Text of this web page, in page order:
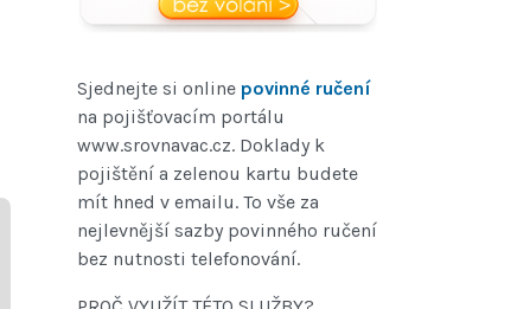
Sjednejte si online povinné ručení
na pojišťovacím portálu
www.srovnavac.cz. Doklady k
pojištění a zelenou kartu budete
mít hned v emailu. To vše za
nejlevnější sazby povinného ručení
bez nutnosti telefonování.